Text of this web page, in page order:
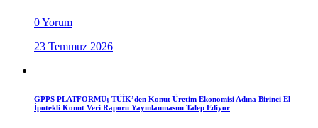
0 Yorum
23 Temmuz 2026
GPPS PLATFORMU; TÜİK’den Konut Üretim Ekonomisi Adına Birinci El
İpotekli Konut Veri Raporu Yayınlanmasını Talep Ediyor